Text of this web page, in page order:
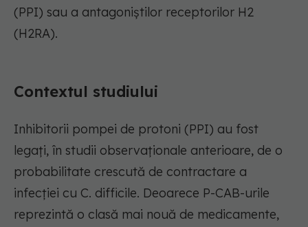
(PPI) sau a antagoniștilor receptorilor H2
(H2RA).
Contextul studiului
Inhibitorii pompei de protoni (PPI) au fost
legați, în studii observaționale anterioare, de o
probabilitate crescută de contractare a
infecției cu C. difficile. Deoarece P-CAB-urile
reprezintă o clasă mai nouă de medicamente,